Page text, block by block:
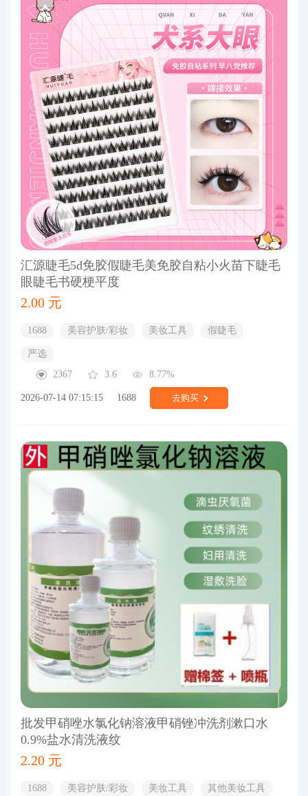
汇源睫毛5d免胶假睫毛美免胶自粘小火苗下睫毛
眼睫毛书硬梗平度
2.00 元
1688 美容护肤/彩妆 美妆工具 假睫毛
严选
2367
3.6 8.77%
2026-07-14 07:15:15 1688 去购买
批发甲硝唑水氯化钠溶液甲硝锉冲洗剂漱口水
0.9%盐水清洗液纹
2.20 元
1688 美容护肤/彩妆 美妆工具 其他美妆工具